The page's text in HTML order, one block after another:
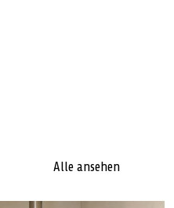
Alle ansehen